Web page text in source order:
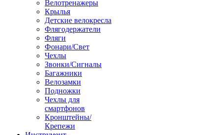
Велотренажеры
Крылья
Детские велокресла
Флягодержатели
Фляги
Фонари/Свет
Чехлы
Звонки/Сигналы
Багажники
Велозамки
Подножки
Чехлы для
смартфонов
Кронштейны/
Крепежи